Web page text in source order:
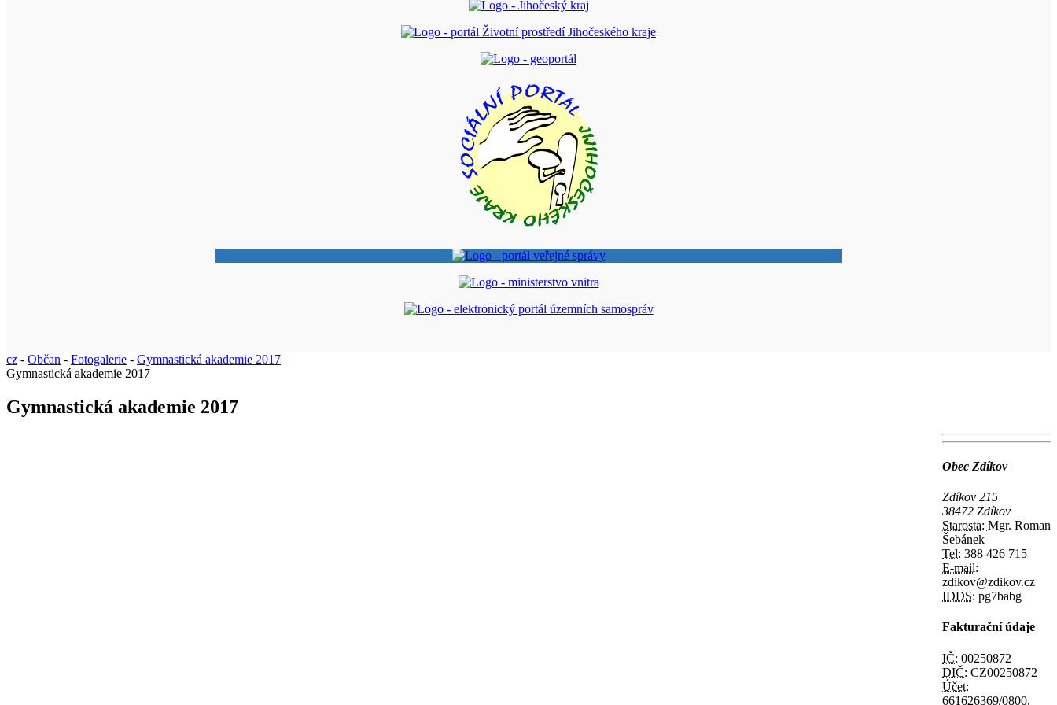
cz - Občan - Fotogalerie - Gymnastická akademie 2017
Gymnastická akademie 2017
Gymnastická akademie 2017
Obec Zdíkov
Zdíkov 215
38472 Zdíkov
Starosta: Mgr. Roman
Šebánek
Tel: 388 426 715
E-mail:
zdikov@zdikov.cz
IDDS: pg7babg
Fakturační údaje
IČ: 00250872
DIČ: CZ00250872
Účet:
661626369/0800,